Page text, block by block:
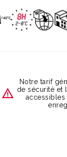
Notre tarif
de sécurité et
accessibles